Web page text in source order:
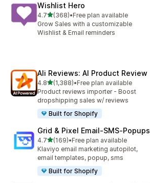
Wishlist Hero
4.75つ星中
(368)
合計レビュー数：368件
•Free plan available
Grow Sales with a customizable
Wishlist & Email reminders
Ali Reviews: AI Product Review
4.85つ星中
(1,388)
合計レビュー数：1388件
•Free plan available
Product reviews importer - Boost
dropshipping sales w/ reviews
Built for Shopify
Grid & Pixel Email‑SMS‑Popups
4.75つ星中
(169)
合計レビュー数：169件
•Free plan available
Klaviyo email marketing autopilot,
email templates, popup, sms
Built for Shopify